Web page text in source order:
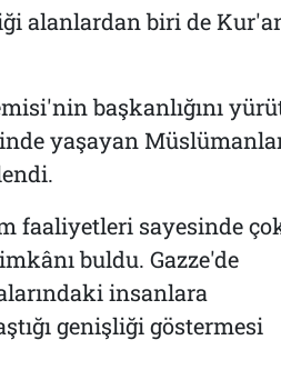
alanlardan biri de
başkanlığını
yaşayan
faaliyetleri sayesinde
buldu. Gazze'de
insanlara
genişliği göstermesi